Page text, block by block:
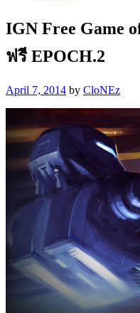
IGN Free Game
ฟรี EPOCH.2
April 7, 2014 by CloNEz